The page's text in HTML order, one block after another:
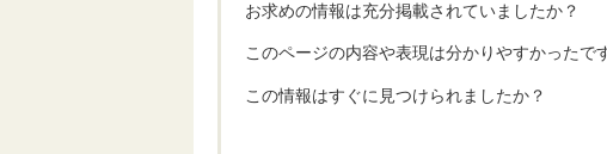
お求めの情報は充分掲載されていましたか？
このページの内容や表現は分かりやすかったで
この情報はすぐに見つけられましたか？